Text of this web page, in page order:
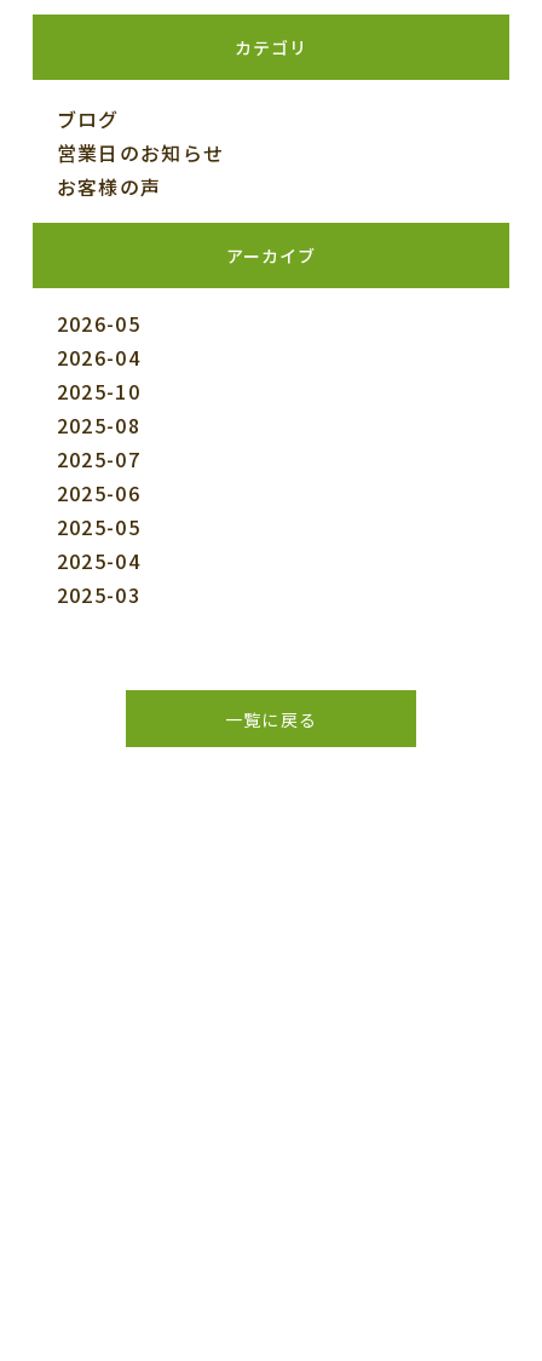
カテゴリ
ブログ
営業日のお知らせ
お客様の声
アーカイブ
2026-05
2026-04
2025-10
2025-08
2025-07
2025-06
2025-05
2025-04
2025-03
一覧に戻る